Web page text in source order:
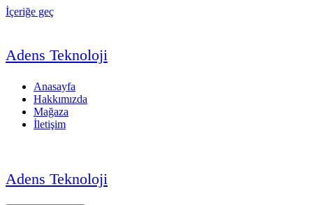
İçeriğe geç
Adens Teknoloji
Anasayfa
Hakkımızda
Mağaza
İletişim
Adens Teknoloji